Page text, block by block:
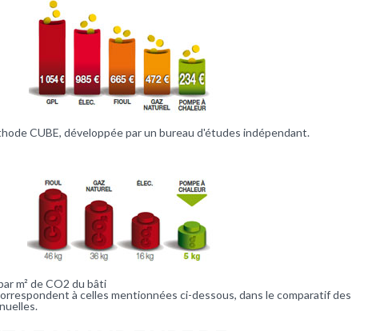
CUBE, développée par un bureau d'études indépendant.
m² deCO2 du bâti
à celles mentionnées ci-dessous, dans le comparatif des